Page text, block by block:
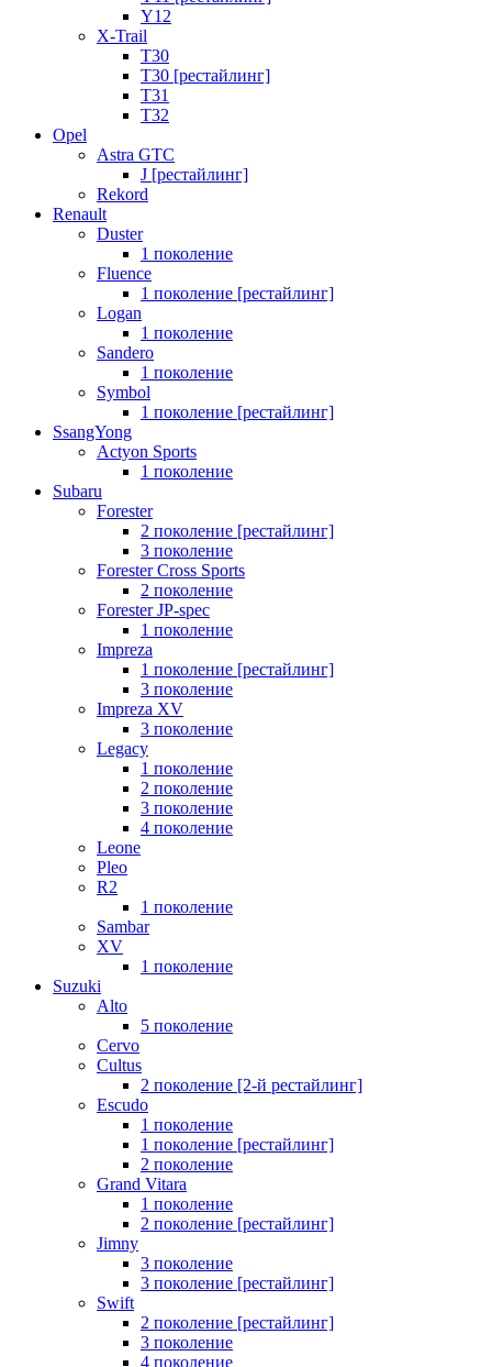
Y12
X-Trail
T30
T30 [рестайлинг]
T31
T32
Opel
Astra GTC
J [рестайлинг]
Rekord
Renault
Duster
1 поколение
Fluence
1 поколение [рестайлинг]
Logan
1 поколение
Sandero
1 поколение
Symbol
1 поколение [рестайлинг]
SsangYong
Actyon Sports
1 поколение
Subaru
Forester
2 поколение [рестайлинг]
3 поколение
Forester Cross Sports
2 поколение
Forester JP-spec
1 поколение
Impreza
1 поколение [рестайлинг]
3 поколение
Impreza XV
3 поколение
Legacy
1 поколение
2 поколение
3 поколение
4 поколение
Leone
Pleo
R2
1 поколение
Sambar
XV
1 поколение
Suzuki
Alto
5 поколение
Cervo
Cultus
2 поколение [2-й рестайлинг]
Escudo
1 поколение
1 поколение [рестайлинг]
2 поколение
Grand Vitara
1 поколение
2 поколение [рестайлинг]
Jimny
3 поколение
3 поколение [рестайлинг]
Swift
2 поколение [рестайлинг]
3 поколение
4 поколение